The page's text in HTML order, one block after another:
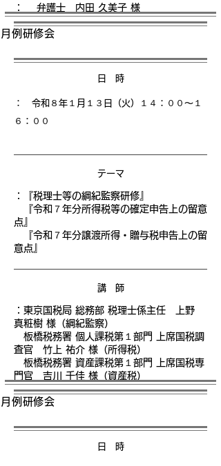
： 弁護士 内田 久美子 様
月例研修会
日 時
： 令和８年１月１３日（火）１４
：００〜１
６：００
テーマ
：
『税理士等の綱紀監察研修』
『令和７年分所得税等の確定申告上の留意
点』
『令和７年分譲渡所得・贈与税申告上の留
意点』
講 師
： 東京国税局 総務部 税理士係主任 上野
真粧樹 様（綱紀監察）
板橋税務署 個人課税第１部門 上席国税調
査官 竹上 祐介 様（所得税）
板橋税務署 資産課税第１部門 上席国税専
門官 吉川 千佳 様（資産税）
月例研修会
日 時